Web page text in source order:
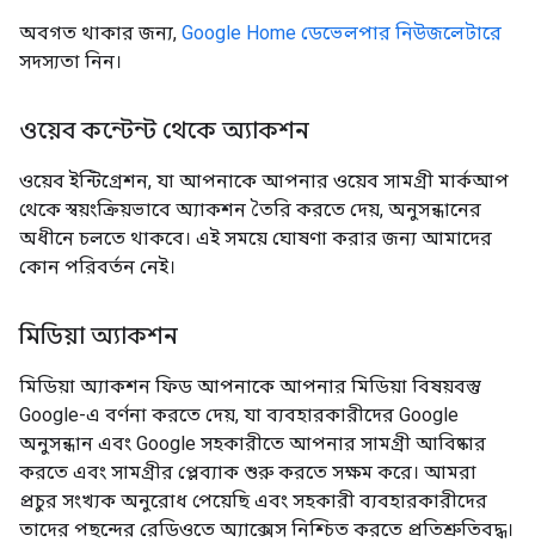
অবগত থাকার জন্য, Google Home ডেভেলপার নিউজলেটারে
সদস্যতা নিন।
ওয়েব কন্টেন্ট থেকে অ্যাকশন
ওয়েব ইন্টিগ্রেশন, যা আপনাকে আপনার ওয়েব সামগ্রী মার্কআপ
থেকে স্বয়ংক্রিয়ভাবে অ্যাকশন তৈরি করতে দেয়, অনুসন্ধানের
অধীনে চলতে থাকবে। এই সময়ে ঘোষণা করার জন্য আমাদের
কোন পরিবর্তন নেই।
মিডিয়া অ্যাকশন
মিডিয়া অ্যাকশন ফিড আপনাকে আপনার মিডিয়া বিষয়বস্তু
Google-এ বর্ণনা করতে দেয়, যা ব্যবহারকারীদের Google
অনুসন্ধান এবং Google সহকারীতে আপনার সামগ্রী আবিষ্কার
করতে এবং সামগ্রীর প্লেব্যাক শুরু করতে সক্ষম করে। আমরা
প্রচুর সংখ্যক অনুরোধ পেয়েছি এবং সহকারী ব্যবহারকারীদের
তাদের পছন্দের রেডিওতে অ্যাক্সেস নিশ্চিত করতে প্রতিশ্রুতিবদ্ধ।